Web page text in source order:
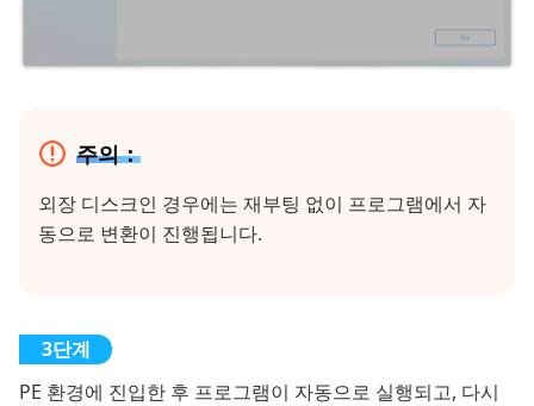
주의：
외장 디스크인 경우에는 재부팅 없이 프로그램에서 자
동으로 변환이 진행됩니다.
PE 환경에 진입한 후 프로그램이 자동으로 실행되고, 다시